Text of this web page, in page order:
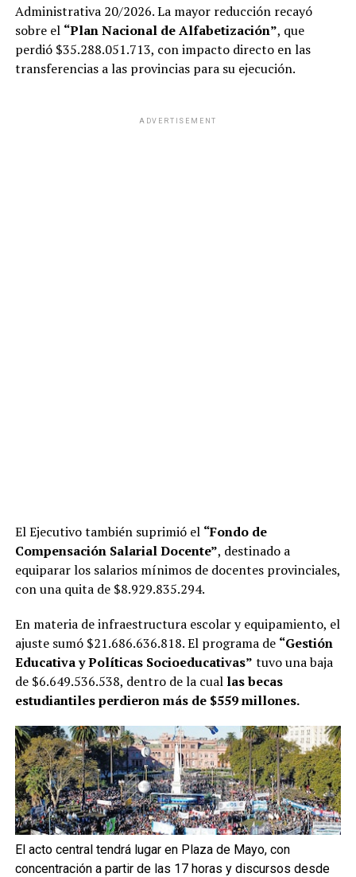
Administrativa 20/2026. La mayor reducción recayó
sobre el “Plan Nacional de Alfabetización”, que
perdió $35.288.051.713, con impacto directo en las
transferencias a las provincias para su ejecución.
ADVERTISEMENT
El Ejecutivo también suprimió el “Fondo de
Compensación Salarial Docente”, destinado a
equiparar los salarios mínimos de docentes provinciales,
con una quita de $8.929.835.294.
En materia de infraestructura escolar y equipamiento, el
ajuste sumó $21.686.636.818. El programa de “Gestión
Educativa y Políticas Socioeducativas” tuvo una baja
de $6.649.536.538, dentro de la cual las becas
estudiantiles perdieron más de $559 millones.
El acto central tendrá lugar en Plaza de Mayo, con
concentración a partir de las 17 horas y discursos desde